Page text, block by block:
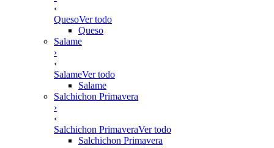
‹
QuesoVer todo
Queso
Salame
›
‹
SalameVer todo
Salame
Salchichon Primavera
›
‹
Salchichon PrimaveraVer todo
Salchichon Primavera